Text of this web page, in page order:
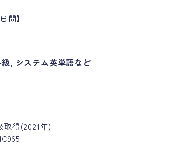
間】
, システム英単語など
得(2021年)